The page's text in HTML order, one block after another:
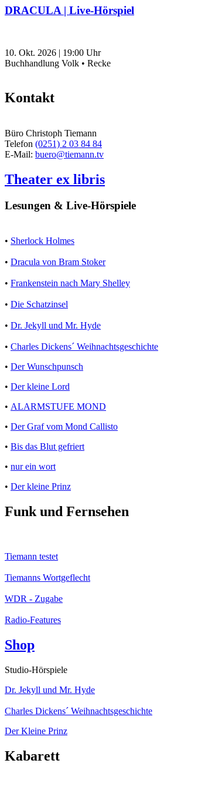
DRACULA | Live-Hörspiel
10. Okt. 2026 | 19:00 Uhr
Buchhandlung Volk • Recke
Kontakt
Büro Christoph Tiemann
Telefon (0251) 2 03 84 84
E-Mail: buero@tiemann.tv
Theater ex libris
Lesungen & Live-Hörspiele
• Sherlock Holmes
• Dracula von Bram Stoker
• Frankenstein nach Mary Shelley
• Die Schatzinsel
• Dr. Jekyll und Mr. Hyde
• Charles Dickens´ Weihnachtsgeschichte
• Der Wunschpunsch
• Der kleine Lord
• ALARMSTUFE MOND
• Der Graf vom Mond Callisto
• Bis das Blut gefriert
• nur ein wort
• Der kleine Prinz
Funk und Fernsehen
Tiemann testet
Tiemanns Wortgeflecht
WDR - Zugabe
Radio-Features
Shop
Studio-Hörspiele
Dr. Jekyll und Mr. Hyde
Charles Dickens´ Weihnachtsgeschichte
Der Kleine Prinz
Kabarett